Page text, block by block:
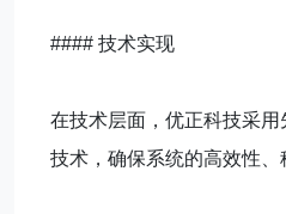
#### 技术实现
在技术层面，优正科技采
技术，确保系统的高效性